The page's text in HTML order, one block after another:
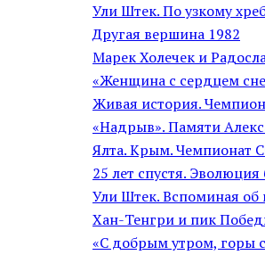
Ули Штек. По узкому
Другая вершина 1982
Марек Холечек и
«Женщина с сердцем
Живая история.
«Надрыв». Памяти
Ялта. Крым. Чемпионат
25 лет спустя.
Ули Штек. Вспоминая об
Хан-Тенгри и пик
«С добрым утром, горы